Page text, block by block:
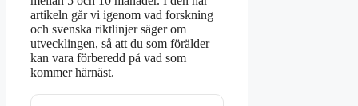
artikeln går vi igenom vad forskning
och svenska riktlinjer säger om
utvecklingen, så att du som förälder
kan vara förberedd på vad som
kommer härnäst.